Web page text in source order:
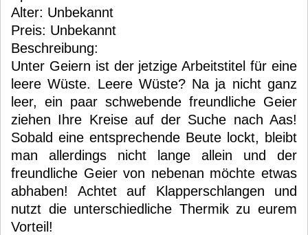
Alter: Unbekannt
Preis: Unbekannt
Beschreibung:
Unter Geiern ist der jetzige Arbeitstitel für eine
leere Wüste. Leere Wüste? Na ja nicht ganz
leer, ein paar schwebende freundliche Geier
ziehen Ihre Kreise auf der Suche nach Aas!
Sobald eine entsprechende Beute lockt, bleibt
man allerdings nicht lange allein und der
freundliche Geier von nebenan möchte etwas
abhaben! Achtet auf Klapperschlangen und
nutzt die unterschiedliche Thermik zu eurem
Vorteil!